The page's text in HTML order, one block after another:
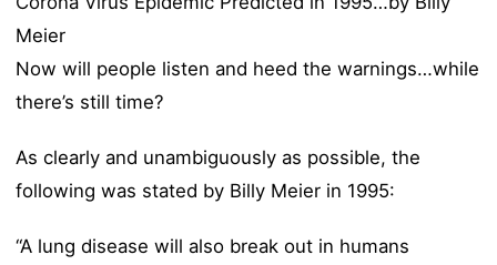
Meier
Now will people listen and heed the warnings…while
there’s still time?
As clearly and unambiguously as possible, the
following was stated by Billy Meier in 1995:
“A lung disease will also break out in humans